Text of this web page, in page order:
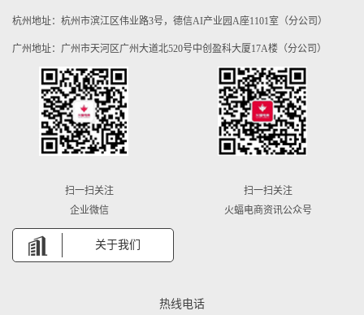
杭州地址：杭州市滨江区伟业路3号，德信AI产业园A座1101室（分公司）
广州地址：广州市天河区广州大道北520号中创盈科大厦17A楼（分公司）
扫一扫关注
企业微信
扫一扫关注
火蝠电商资讯公众号
关于我们
热线电话